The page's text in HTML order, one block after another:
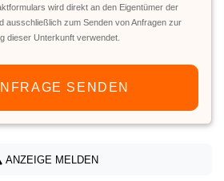
wird direkt an den Eigentümer der
ausschließlich zum Senden von Anfragen zur
dieser Unterkunft verwendet.
SENDEN
ANZEIGE MELDEN